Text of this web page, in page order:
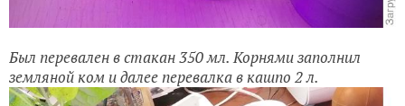
Был перевален в стакан 350 мл. Корнями заполнил
земляной ком и далее перевалка в кашпо 2 л.